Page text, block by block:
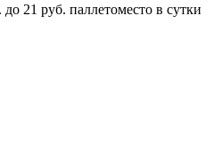
21 руб. паллетоместо в сутки